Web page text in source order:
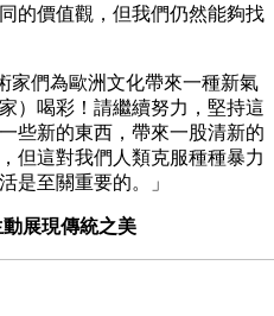
的價值觀，但我們仍然能夠找
家們為歐洲文化帶來一種新氣
）喝彩！請繼續努力，堅持這
些新的東西，帶來一股清新的
但這對我們人類克服種種暴力
是至關重要的。」
展現傳統之美